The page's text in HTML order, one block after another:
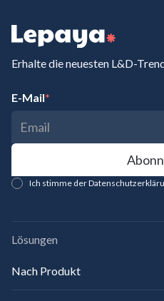
Erhalte die neuesten L&D-
E-Mail*
Ich stimme der
Lösungen
Nach Produkt